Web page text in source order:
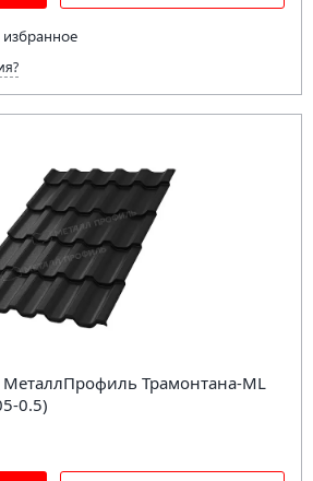
избранное
Трамонтана-ML
0.5)